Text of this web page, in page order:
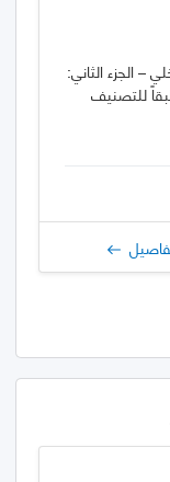
– الجزء الثاني:
للتصنيف